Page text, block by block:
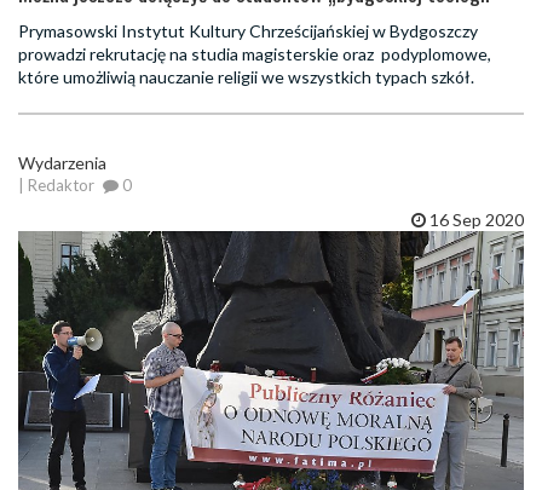
Prymasowski Instytut Kultury Chrześcijańskiej w Bydgoszczy
prowadzi rekrutację na studia magisterskie oraz podyplomowe,
które umożliwią nauczanie religii we wszystkich typach szkół.
Wydarzenia
| Redaktor 0
16 Sep 2020